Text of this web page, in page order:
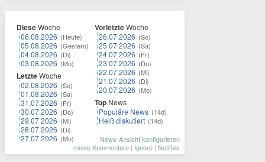
DieseWoche
06.08.2026 (Heute)
05.08.2026 (Gestern)
04.08.2026 (Di)
03.08.2026 (Mo)
LetzteWoche
02.08.2026 (So)
01.08.2026 (Sa)
31.07.2026 (Fr)
30.07.2026 (Do)
29.07.2026 (Mi)
28.07.2026 (Di)
27.07.2026 (Mo)
VorletzteWoche
26.07.2026 (So)
25.07.2026 (Sa)
24.07.2026 (Fr)
23.07.2026 (Do)
22.07.2026 (Mi)
21.07.2026 (Di)
20.07.2026 (Mo)
Top News
Populäre News (14d)
Heiß diskutiert (14d)
News-Ansicht konfigurieren
meine Kommentare | Ignore | Notifies